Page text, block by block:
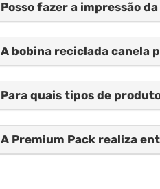
Posso fazer a impressão
A bobina reciclada canela
Para quais tipos de
A Premium Pack realiza